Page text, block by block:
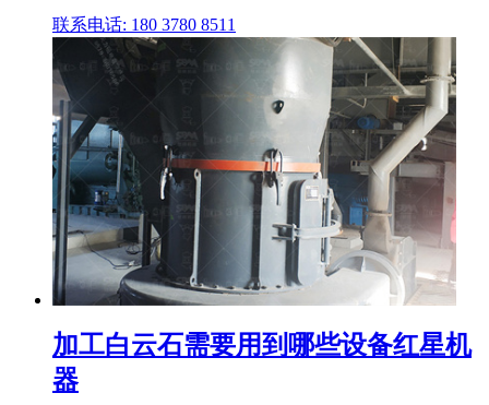
联系电话: 180 3780 8511
加工白云石需要用到哪些设备红星机
器